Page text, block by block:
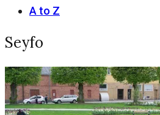
A to Z
Seyfo